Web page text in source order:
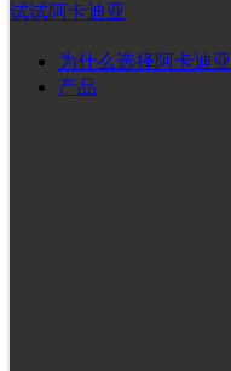
试试阿卡迪亚
为什么选择阿卡迪亚
产品